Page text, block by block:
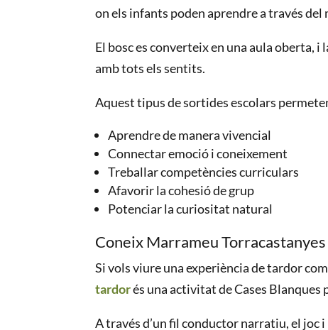
on els infants poden aprendre a través del
El bosc es converteix en una aula oberta,
amb tots els sentits.
Aquest tipus de sortides escolars
Aprendre de manera vivencial
Connectar emoció i coneixement
Treballar competències curriculars
Afavorir la cohesió de grup
Potenciar la curiositat natural
Coneix Marrameu Torracastanyes
Si vols viure una experiència de tardor
tardorés una activitat de Cases Blanques
A través d’un fil conductor narratiu, el joc